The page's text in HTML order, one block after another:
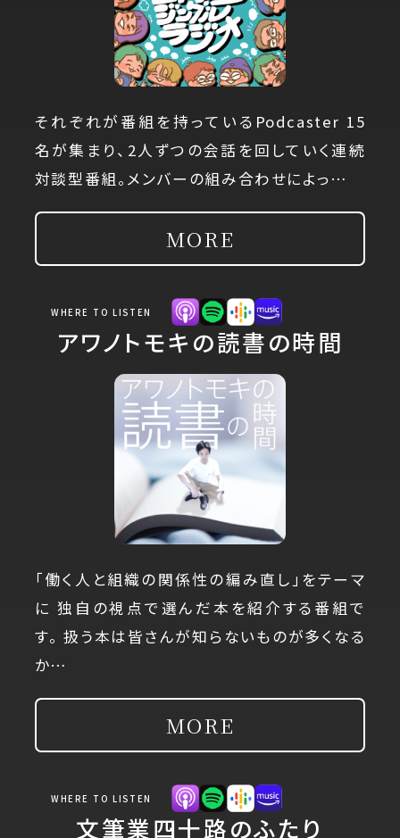
それぞれが番組を持っているPodcaster 15
名が集まり、2人ずつの会話を回していく連続
対談型番組。メンバーの組み合わせによっ…
MORE
WHERE TO LISTEN
アワノトモキの読書の時間
「働く人と組織の関係性の編み直し」をテーマ
に 独自の視点で選んだ本を紹介する番組で
す。 扱う本は皆さんが知らないものが多くなる
か…
MORE
WHERE TO LISTEN
文筆業四十路のふたり